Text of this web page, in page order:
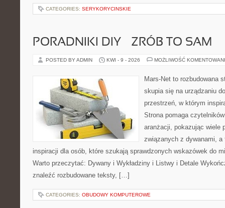
CATEGORIES: SERYKORYCINSKIE
PORADNIKI DIY – ZRÓB TO SAM
POSTED BY ADMIN KWI - 9 - 2026 MOŻLIWOŚĆ
Mars-Net to rozbudowana
skupia się na urządzaniu
przestrzeń, w którym
Strona pomaga
aranżacji, pokazując wiele
związanych z dywanami, a
inspiracji dla osób, które szukają sprawdzonych wskazówek do
Warto przeczytać: Dywany i Wykładziny i Listwy i Detale
znaleźć rozbudowane teksty, […]
CATEGORIES: OBUDOWY KOMPUTEROWE